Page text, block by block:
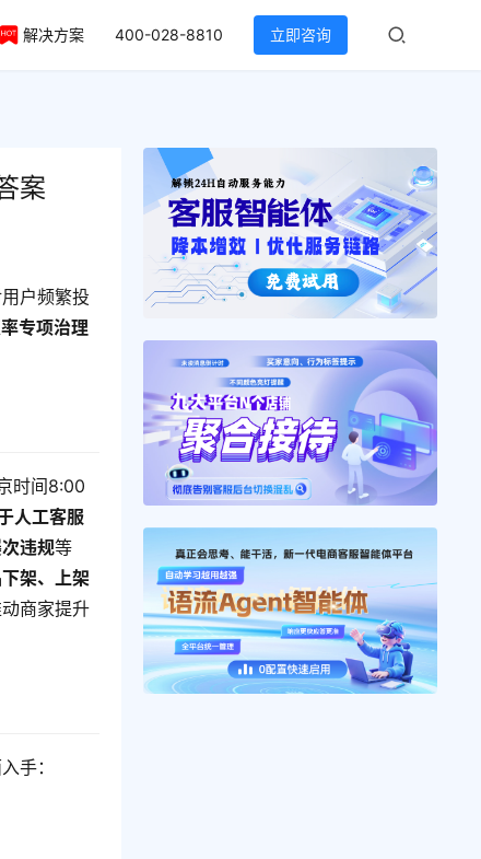
解决方案 400-028-8810 立即咨询
案
户频繁投
专项治理
时间8:00
人工客服
违规等
架、上架
商家提升
手：